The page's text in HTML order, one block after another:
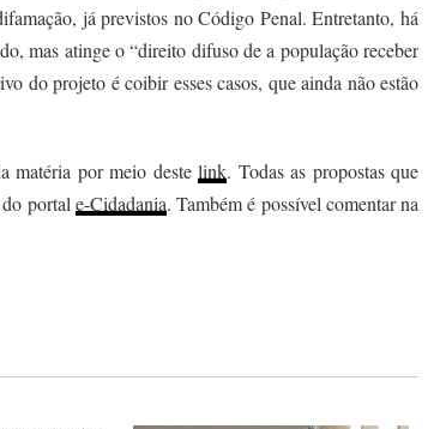
já previstos no Código Penal. Entretanto, há
mas atinge o “direito difuso de a população receber
do projeto é coibir esses casos, que ainda não estão
matéria por meio destelink. Todas as propostas que
portale-Cidadania. Também é possível comentar na